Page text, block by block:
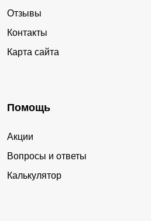
Отзывы
Контакты
Карта сайта
Помощь
Акции
Вопросы и ответы
Калькулятор